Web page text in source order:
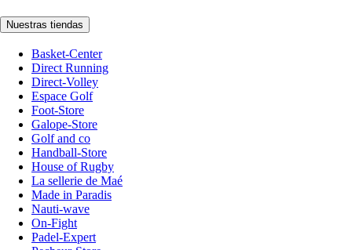
Nuestras tiendas
Basket-Center
Direct Running
Direct-Volley
Espace Golf
Foot-Store
Galope-Store
Golf and co
Handball-Store
House of Rugby
La sellerie de Maé
Made in Paradis
Nauti-wave
On-Fight
Padel-Expert